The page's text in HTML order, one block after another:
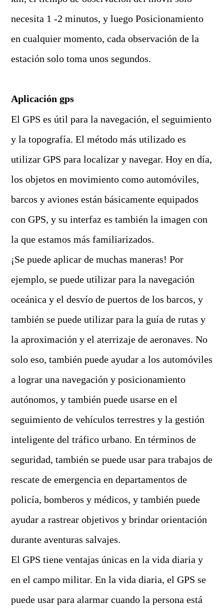
necesita 1 -2 minutos, y luego Posicionamiento
en cualquier momento, cada observación de la
estación solo toma unos segundos.
Aplicación gps
El GPS es útil para la navegación, el seguimiento
y la topografía. El método más utilizado es
utilizar GPS para localizar y navegar. Hoy en día,
los objetos en movimiento como automóviles,
barcos y aviones están básicamente equipados
con GPS, y su interfaz es también la imagen con
la que estamos más familiarizados.
¡Se puede aplicar de muchas maneras! Por
ejemplo, se puede utilizar para la navegación
oceánica y el desvío de puertos de los barcos, y
también se puede utilizar para la guía de rutas y
la aproximación y el aterrizaje de aeronaves. No
solo eso, también puede ayudar a los automóviles
a lograr una navegación y posicionamiento
autónomos, y también puede usarse en el
seguimiento de vehículos terrestres y la gestión
inteligente del tráfico urbano. En términos de
seguridad, también se puede usar para trabajos de
rescate de emergencia en departamentos de
policía, bomberos y médicos, y también puede
ayudar a rastrear objetivos y brindar orientación
durante aventuras salvajes.
El GPS tiene ventajas únicas en la vida diaria y
en el campo militar. En la vida diaria, el GPS se
puede usar para alarmar cuando la persona está